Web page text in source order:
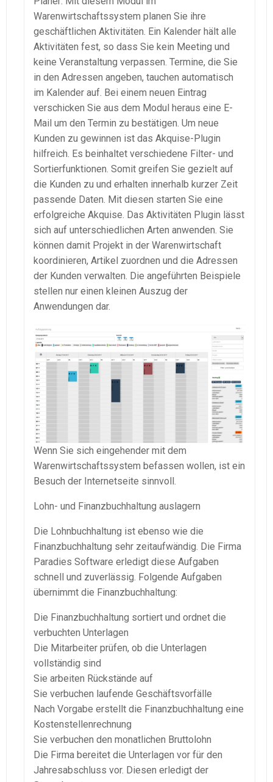
Warenwirtschaftssystem planen Sie ihre
geschäftlichen Aktivitäten. Ein Kalender hält alle
Aktivitäten fest, so dass Sie kein Meeting und
keine Veranstaltung verpassen. Termine, die Sie
in den Adressen angeben, tauchen automatisch
im Kalender auf. Bei einem neuen Eintrag
verschicken Sie aus dem Modul heraus eine E-
Mail um den Termin zu bestätigen. Um neue
Kunden zu gewinnen ist das Akquise-Plugin
hilfreich. Es beinhaltet verschiedene Filter- und
Sortierfunktionen . Somit greifen Sie gezielt auf
die Kunden zu und erhalten innerhalb kurzer Zeit
passende Daten. Mit diesen starten Sie eine
erfolgreiche Akquise. Das Aktivitäten Plugin lässt
sich auf unterschiedlichen Arten anwenden. Sie
können damit Projekt in der Warenwirtschaft
koordinieren, Artikel zuordnen und die Adressen
der Kunden verwalten. Die angeführten Beispiele
stellen nur einen kleinen Auszug der
Anwendungen dar.
Wenn Sie sich eingehender mit dem
Warenwirtschaftssystem befassen wollen, ist ein
Besuch der Internetseite sinnvoll.
Lohn- und Finanzbuchhaltung auslagern
Die Lohnbuchhaltung ist ebenso wie die
Finanzbuchhaltung sehr zeitaufwändig. Die Firma
Paradies Software erledigt diese Aufgaben
schnell und zuverlässig. Folgende Aufgaben
übernimmt die Finanzbuchhaltung:
Die Finanzbuchhaltung sortiert und ordnet die
verbuchten Unterlagen
Die Mitarbeiter prüfen, ob die Unterlagen
vollständig sind
Sie arbeiten Rückstände auf
Sie verbuchen laufende Geschäftsvorfälle
Nach Vorgabe erstellt die Finanzbuchhaltung eine
Kostenstellenrechnung
Sie verbuchen den monatlichen Bruttolohn
Die Firma bereitet die Unterlagen vor für den
Jahresabschluss vor. Diesen erledigt der